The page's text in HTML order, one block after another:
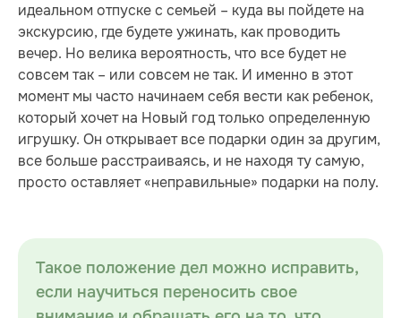
идеальном отпуске с семьей – куда вы пойдете на
экскурсию, где будете ужинать, как проводить
вечер. Но велика вероятность, что все будет не
совсем так – или совсем не так. И именно в этот
момент мы часто начинаем себя вести как ребенок,
который хочет на Новый год только определенную
игрушку. Он открывает все подарки один за другим,
все больше расстраиваясь, и не находя ту самую,
просто оставляет «неправильные» подарки на полу.
Такое положение дел можно исправить,
если научиться переносить свое